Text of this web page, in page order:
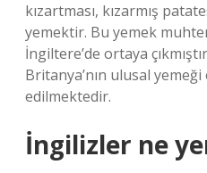
kızartması, kızarmış
yemektir. Bu yemek
İngiltere’de ortaya
Britanya’nın ulusal
edilmektedir.
İngilizler ne